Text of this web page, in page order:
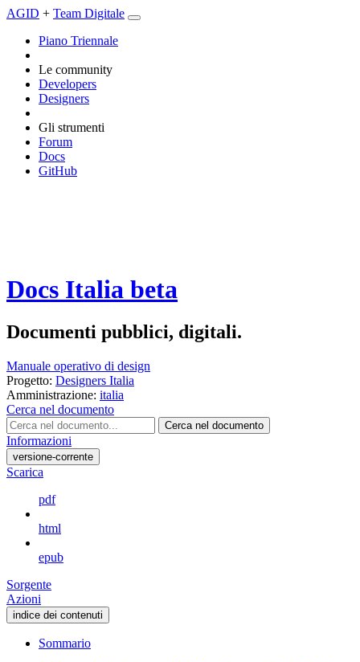
AGID + Team Digitale
Piano Triennale
Le community
Developers
Designers
Gli strumenti
Forum
Docs
GitHub
Docs Italia beta
Documenti pubblici, digitali.
Manuale operativo di design
Progetto: Designers Italia
Amministrazione: italia
Cerca nel documento
Cerca nel documento
Informazioni
versione-corrente
Scarica
pdf
html
epub
Sorgente
Azioni
indice dei contenuti
Sommario